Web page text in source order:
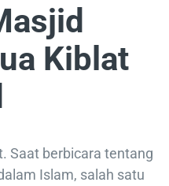
Kiblat
Saat berbicara tentang
Islam, salah satu